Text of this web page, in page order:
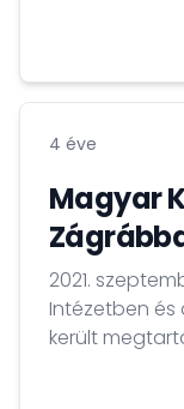
Egyetem
4 éve
Magyar
2021.
Intézetben és
került